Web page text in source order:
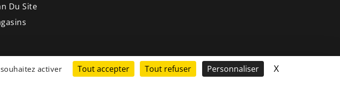
activer Tout accepter Tout refuser Personnaliser XMasquer le
Du Site